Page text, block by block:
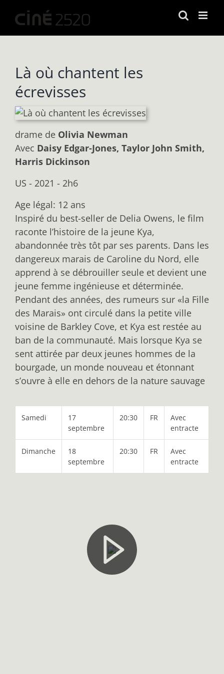
contenu
Là où chantent les
écrevisses
drame de Olivia Newman
Avec Daisy Edgar-Jones, Taylor John Smith,
Harris Dickinson
US - 2021 - 2h6
Age légal: 12 ans
Inspiré du best-seller de Delia Owens, le film
raconte l’histoire de la jeune Kya,
abandonnée très tôt par ses parents. Dans les
dangereux marais de Caroline du Nord, elle
apprend à se débrouiller seule et devient une
jeune femme ingénieuse et déterminée.
Pendant des années, des rumeurs sur «la Fille
des Marais» ont circulé dans la petite ville
voisine de Barkley Cove, et Kya est restée au
ban de la communauté. Mais lorsque Kya se
sent attirée par deux jeunes hommes de la
bourgade, un monde nouveau et étonnant
s’ouvre à elle en dehors de la nature sauvage
Samedi
17
septembre
20:30 FR
Avec
entracte
Dimanche
18
septembre
20:30 FR
Avec
entracte